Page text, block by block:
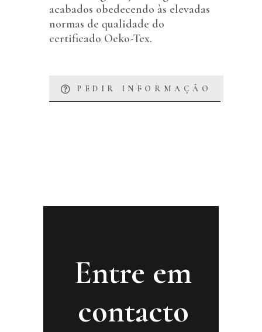
acabados obedecendo às elevadas
normas de qualidade do
certificado Oeko-Tex.
PEDIR INFORMAÇÃO
Entre em
contacto